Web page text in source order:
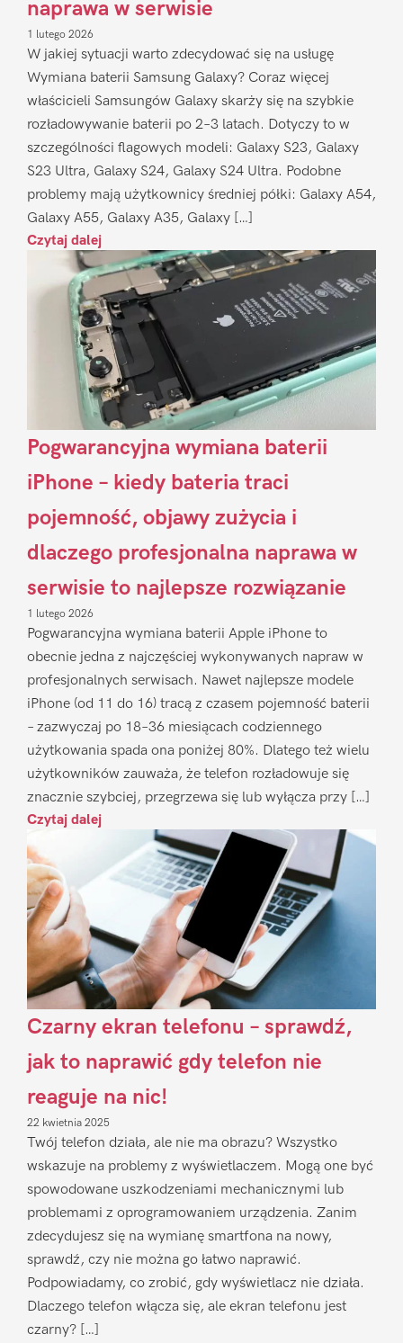
naprawa w serwisie
1 lutego 2026
W jakiej sytuacji warto zdecydować się na usługę
Wymiana baterii Samsung Galaxy? Coraz więcej
właścicieli Samsungów Galaxy skarży się na szybkie
rozładowywanie baterii po 2–3 latach. Dotyczy to w
szczególności flagowych modeli: Galaxy S23, Galaxy
S23 Ultra, Galaxy S24, Galaxy S24 Ultra. Podobne
problemy mają użytkownicy średniej półki: Galaxy A54,
Galaxy A55, Galaxy A35, Galaxy […]
Czytaj dalej
Pogwarancyjna wymiana baterii
iPhone – kiedy bateria traci
pojemność, objawy zużycia i
dlaczego profesjonalna naprawa w
serwisie to najlepsze rozwiązanie
1 lutego 2026
Pogwarancyjna wymiana baterii Apple iPhone to
obecnie jedna z najczęściej wykonywanych napraw w
profesjonalnych serwisach. Nawet najlepsze modele
iPhone (od 11 do 16) tracą z czasem pojemność baterii
– zazwyczaj po 18–36 miesiącach codziennego
użytkowania spada ona poniżej 80%. Dlatego też wielu
użytkowników zauważa, że telefon rozładowuje się
znacznie szybciej, przegrzewa się lub wyłącza przy […]
Czytaj dalej
Czarny ekran telefonu – sprawdź,
jak to naprawić gdy telefon nie
reaguje na nic!
22 kwietnia 2025
Twój telefon działa, ale nie ma obrazu? Wszystko
wskazuje na problemy z wyświetlaczem. Mogą one być
spowodowane uszkodzeniami mechanicznymi lub
problemami z oprogramowaniem urządzenia. Zanim
zdecydujesz się na wymianę smartfona na nowy,
sprawdź, czy nie można go łatwo naprawić.
Podpowiadamy, co zrobić, gdy wyświetlacz nie działa.
Dlaczego telefon włącza się, ale ekran telefonu jest
czarny? […]